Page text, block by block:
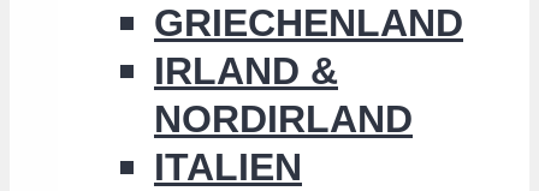
GRIECHENLAND
IRLAND &
NORDIRLAND
ITALIEN